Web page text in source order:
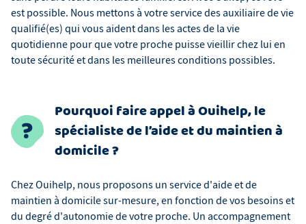
est possible. Nous mettons à votre service des auxiliaire de vie
qualifié(es) qui vous aident dans les actes de la vie
quotidienne pour que votre proche puisse vieillir chez lui en
toute sécurité et dans les meilleures conditions possibles.
Pourquoi faire appel à Ouihelp, le
spécialiste de l’aide et du maintien à
domicile ?
Chez Ouihelp, nous proposons un service d'aide et de
maintien à domicile sur-mesure, en fonction de vos besoins et
du degré d'autonomie de votre proche. Un accompagnement